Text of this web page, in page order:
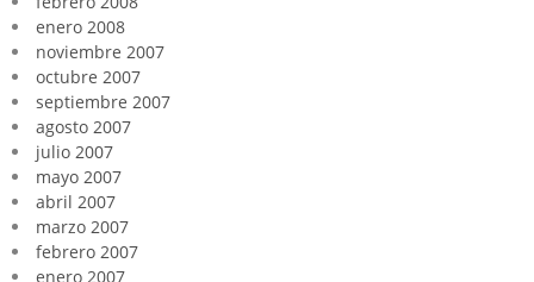
enero 2008
noviembre 2007
octubre 2007
septiembre 2007
agosto 2007
julio 2007
mayo 2007
abril 2007
marzo 2007
febrero 2007
enero 2007